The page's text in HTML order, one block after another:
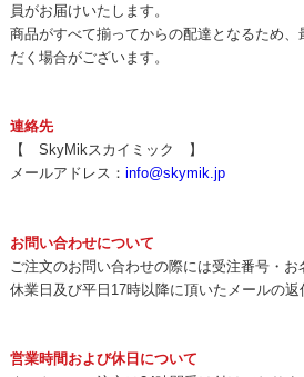
員がお届けいたします。
商品がすべて揃ってからの配達となるため
だく場合がございます。
連絡先
【 SkyMikスカイミック 】
メールアドレス： info@skymik.jp
お問い合わせについて
ご注文のお問い合わせの際には受注番号・お
休業日及び平日17時以降に頂いたメールの返
営業時間および休日について